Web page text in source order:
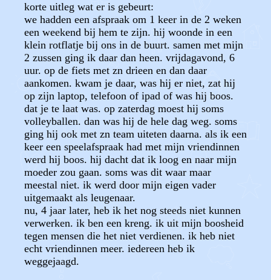
korte uitleg wat er is gebeurt:
we hadden een afspraak om 1 keer in de 2 weken
een weekend bij hem te zijn. hij woonde in een
klein rotflatje bij ons in de buurt. samen met mijn
2 zussen ging ik daar dan heen. vrijdagavond, 6
uur. op de fiets met zn drieen en dan daar
aankomen. kwam je daar, was hij er niet, zat hij
op zijn laptop, telefoon of ipad of was hij boos.
dat je te laat was. op zaterdag moest hij soms
volleyballen. dan was hij de hele dag weg. soms
ging hij ook met zn team uiteten daarna. als ik een
keer een speelafspraak had met mijn vriendinnen
werd hij boos. hij dacht dat ik loog en naar mijn
moeder zou gaan. soms was dit waar maar
meestal niet. ik werd door mijn eigen vader
uitgemaakt als leugenaar.
nu, 4 jaar later, heb ik het nog steeds niet kunnen
verwerken. ik ben een kreng. ik uit mijn boosheid
tegen mensen die het niet verdienen. ik heb niet
echt vriendinnen meer. iedereen heb ik
weggejaagd.